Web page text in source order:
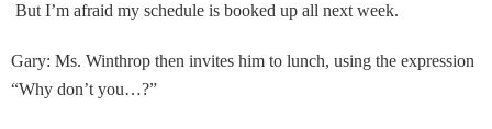
But I’m afraid my schedule is booked up all next week.
Gary: Ms. Winthrop then invites him to lunch, using the expression
“Why don’t you…?”